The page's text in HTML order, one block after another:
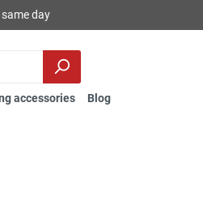
day
accessories Blog